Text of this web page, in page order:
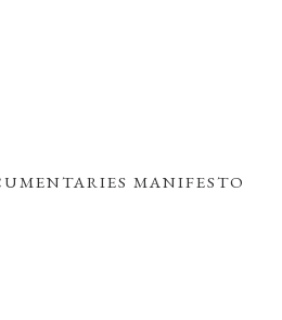
MANIFESTO